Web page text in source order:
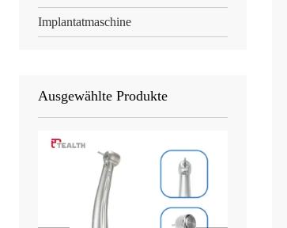
Implantatmaschine
Ausgewählte Produkte